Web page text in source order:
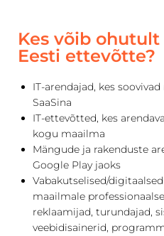
Kes võib
Eesti ettevõtte?
IT-arendajad, kes
SaaSina
IT-ettevõtted, kes
kogu maailma
Mängude ja rakenduste
Google Play jaoks
Vabakutselised/
maailmale
reklaamijad, turundajad,
veebidisainerid,